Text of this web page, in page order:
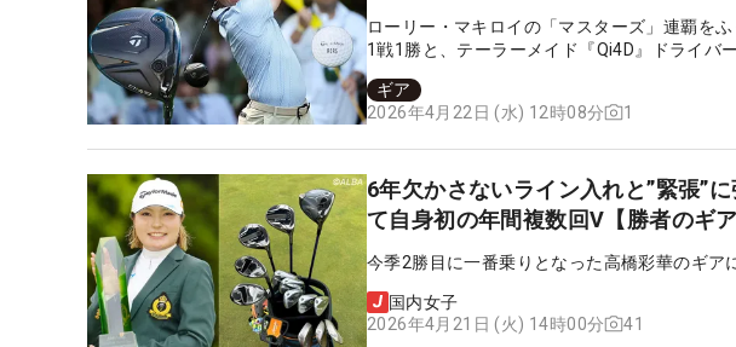
ローリー・マキロイの「マスターズ」連覇を
1戦1勝と、テーラーメイド『Qi4D』ドライバ
ギア
2026年4月22日 (水) 12時08分
1
6年欠かさないライン入れと”緊張”
て自身初の年間複数回V【勝者のギア
今季2勝目に一番乗りとなった高橋彩華のギア
国内女子
2026年4月21日 (火) 14時00分
41